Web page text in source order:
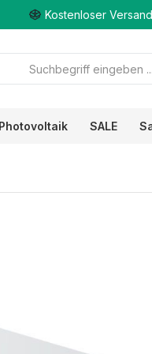
Kostenloser
Photovoltaik SALE